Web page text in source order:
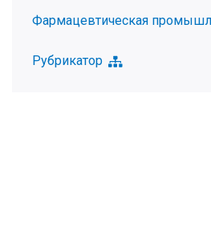
Фармацевтическая
Рубрикатор